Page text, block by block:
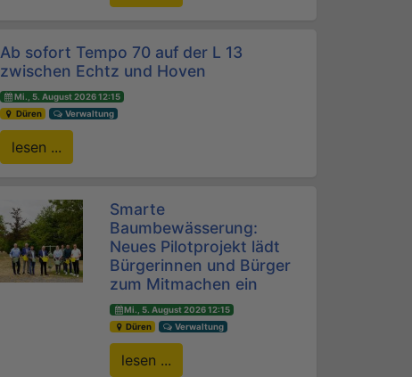
Ab sofort Tempo 70 auf der L 13
zwischen Echtz und Hoven
Mi., 5. August 2026 12:15
Düren
Verwaltung
lesen ...
Smarte
Baumbewässerung:
Neues Pilotprojekt lädt
Bürgerinnen und Bürger
zum Mitmachen ein
Mi., 5. August 2026 12:15
Düren
Verwaltung
lesen ...